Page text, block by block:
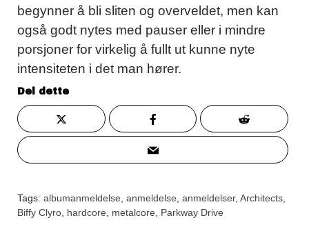
begynner å bli sliten og overveldet, men kan
også godt nytes med pauser eller i mindre
porsjoner for virkelig å fullt ut kunne nyte
intensiteten i det man hører.
Del dette
Tags: albumanmeldelse, anmeldelse, anmeldelser, Architects,
Biffy Clyro, hardcore, metalcore, Parkway Drive